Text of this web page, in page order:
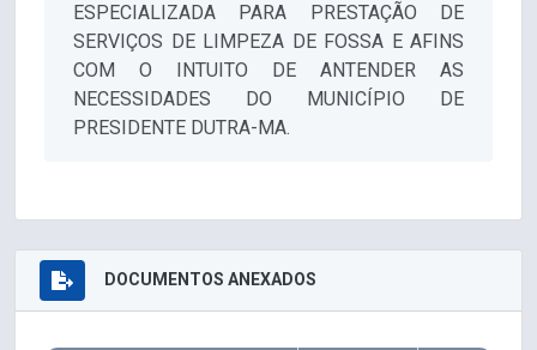
ESPECIALIZADA PARA PRESTAÇÃO DE
SERVIÇOS DE LIMPEZA DE FOSSA E AFINS
COM O INTUITO DE ANTENDER AS
NECESSIDADES DO MUNICÍPIO DE
PRESIDENTE DUTRA-MA.
DOCUMENTOS ANEXADOS